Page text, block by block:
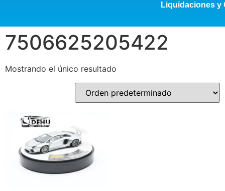
Liquidaciones y
7506625205422
Mostrando el único resultado